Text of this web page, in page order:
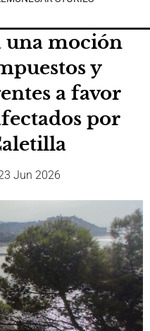
una moción
y
a favor
por
Jun 2026